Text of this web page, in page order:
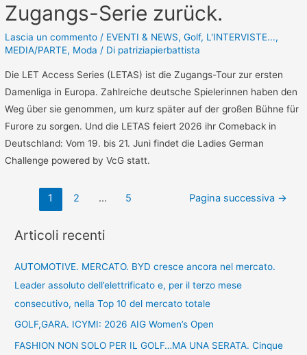
Zugangs-Serie zurück.
Lascia un commento / EVENTI & NEWS,Golf, L'INTERVISTE...,
MEDIA/PARTE, Moda / Di patriziapierbattista
Die LET Access Series (LETAS) ist die Zugangs-Tour zur ersten
Damenliga in Europa. Zahlreiche deutsche Spielerinnen haben den
Weg über sie genommen, um kurz später auf der großen Bühne für
Furore zu sorgen. Und die LETAS feiert 2026 ihr Comeback in
Deutschland: Vom 19. bis 21. Juni findet die Ladies German
Challenge powered by VcG statt.
1 2 … 5 Pagina successiva →
Articoli recenti
AUTOMOTIVE. MERCATO. BYD cresce ancora nel mercato.
Leader assoluto dell’elettrificato e, per il terzo mese
consecutivo, nella Top 10 del mercato totale
GOLF,GARA. ICYMI: 2026 AIG Women’s Open
FASHION NON SOLO PER IL GOLF…MA UNA SERATA. Cinque